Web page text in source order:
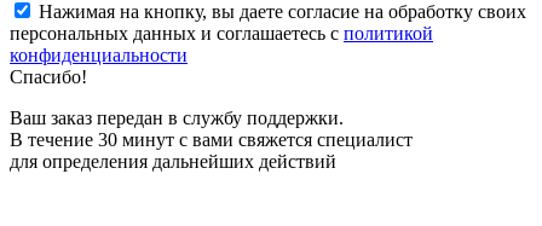
Нажимая на кнопку, вы даете согласие на обработку своих
персональных данных и соглашаетесь с политикой
конфиденциальности
Спасибо!
Ваш заказ передан в службу поддержки.
В течение 30 минут с вами свяжется специалист
для определения дальнейших действий